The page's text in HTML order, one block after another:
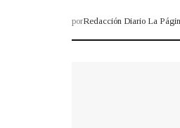
porRedacción Diario La